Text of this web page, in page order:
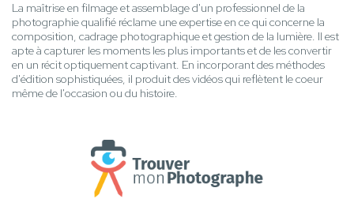
La maîtrise en filmage et assemblage d'un professionnel de la
photographie qualifié réclame une expertise en ce qui concerne la
composition, cadrage photographique et gestion de la lumière. Il est
apte à capturer les moments les plus importants et de les convertir
en un récit optiquement captivant. En incorporant des méthodes
d'édition sophistiquées, il produit des vidéos qui reflètent le coeur
même de l'occasion ou du histoire.